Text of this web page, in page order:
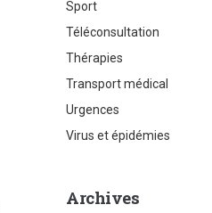
Sport
Téléconsultation
Thérapies
Transport médical
Urgences
Virus et épidémies
Archives